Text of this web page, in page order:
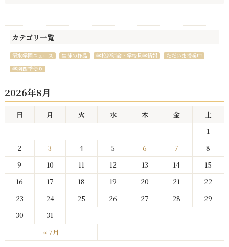
カテゴリ一覧
清水学園ニュース 生徒の作品 学校説明会・学校見学情報
ただいま授業中
学園四季便り
2026年8月
日 月 火 水 木 金 土
« 7月
1
2
3 4 5 6 7
8
9
10 11 12 13 14
15
16
17 18 19 20 21
22
23
24 25 26 27 28
29
30
31